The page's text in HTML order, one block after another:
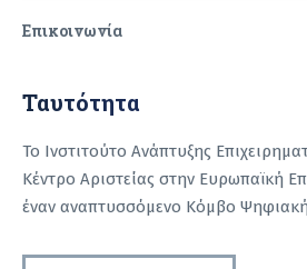
Επικοινωνία
Ταυτότητα
Το Ινστιτούτο Ανάπτυξης
Κέντρο Αριστείας στην Ευρωπαϊκή
έναν αναπτυσσόμενο Κόμβο